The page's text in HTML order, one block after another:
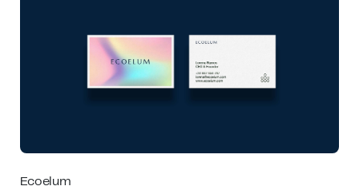
Ecoelum